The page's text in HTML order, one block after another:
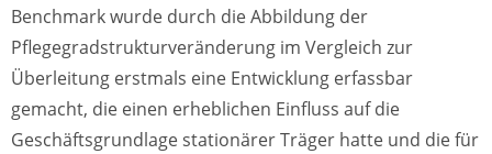
Benchmark wurde durch die Abbildung der
Pflegegradstrukturveränderung im Vergleich zur
Überleitung erstmals eine Entwicklung erfassbar
gemacht, die einen erheblichen Einfluss auf die
Geschäftsgrundlage stationärer Träger hatte und die für